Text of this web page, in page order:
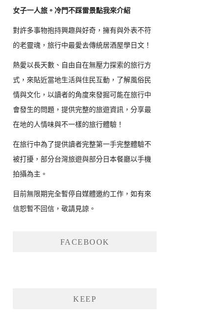
女子一人旅。冷門不踩雷景點我來介紹
對許多事物抱持興趣與好奇，擁有與外表不符
的老靈魂，旅行中最愛去傳統居酒屋學日文！
熱愛以長天數、自由自在無壓力探索的旅行方
式，來貼近當地生活與住民互動，了解風俗民
情與文化，以讀者的角度來發掘可能在旅行中
會發生的問題，提供完整的旅遊資訊，分享最
在地的人情味與不一樣的旅行體驗！
在旅行中為了提供讀者完整第一手完整體驗不
被打擾，部分台灣旅遊與部分日本餐廳以手機
拍攝為主。
目前無限期完全暫停自媒體邀約工作，如有來
信恕暫不回信，敬請見諒。
FACEBOOK
KEEP